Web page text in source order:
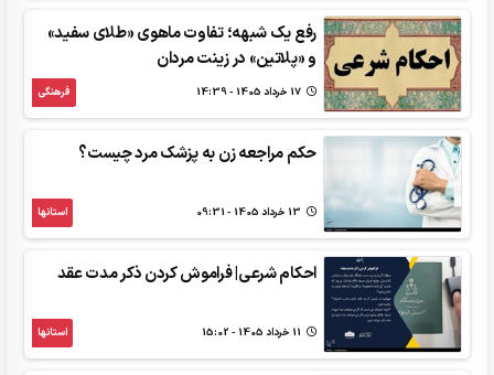
رفع یک شبهه؛ تفاوت ماهوی «طلای سفید»
و «پلاتین» در زینت مردان
فرهنگی
حکم مراجعه زن به پزشک مرد چیست؟
استانها
احکام شرعی| فراموش کردن ذکر مدت عقد
استانها